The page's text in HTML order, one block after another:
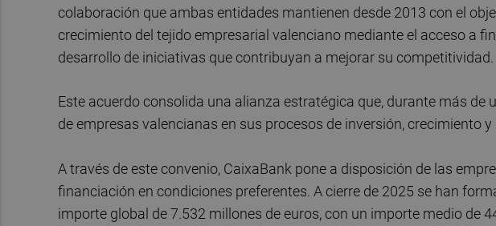
colaboración que ambas entidades mantienen desde 2013 con el
crecimiento del tejido empresarial valenciano mediante el acceso a
desarrollo de iniciativas que contribuyan a mejorar su competitividad.
Este acuerdo consolida una alianza estratégica que, durante más de
de empresas valencianas en sus procesos de inversión, crecimiento
A través de este convenio, CaixaBank pone a disposición de las
financiación en condiciones preferentes. A cierre de 2025 se han
importe global de 7.532 millones de euros, con un importe medio de